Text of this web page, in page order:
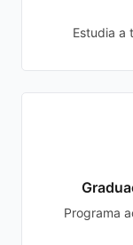
Estudia a
Programa